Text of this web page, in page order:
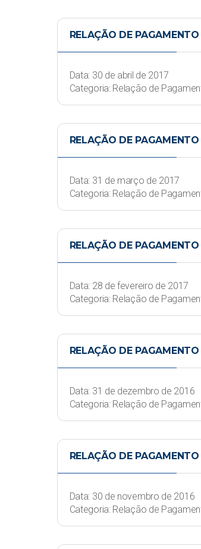
RELAÇÃO DE
Data: 30 de abril de 2017
Categoria: Relação de
RELAÇÃO DE
Data: 31 de março de 2017
Categoria: Relação de
RELAÇÃO DE
Data: 28 de fevereiro de 2017
Categoria: Relação de
RELAÇÃO DE
Data: 31 de dezembro de 2016
Categoria: Relação de
RELAÇÃO DE
Data: 30 de novembro de 2016
Categoria: Relação de